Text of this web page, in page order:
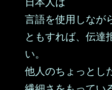
言語を使用しなが
ともすれば、伝達
い。
他人のちょっとし